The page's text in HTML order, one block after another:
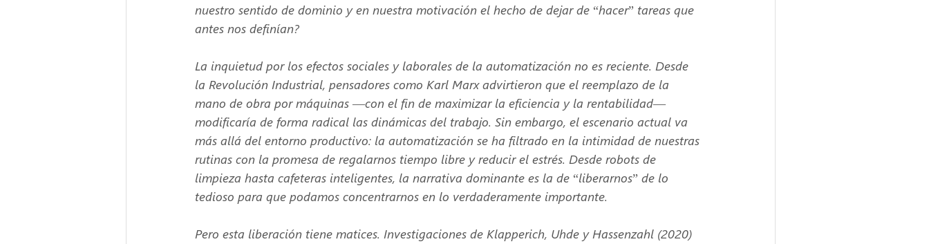
nuestro sentido de dominio y en nuestra motivación el hecho de dejar de “hacer” tareas que
antes nos definían?
La inquietud por los efectos sociales y laborales de la automatización no es reciente. Desde
la Revolución Industrial, pensadores como Karl Marx advirtieron que el reemplazo de la
mano de obra por máquinas —con el fin de maximizar la eficiencia y la rentabilidad—
modificaría de forma radical las dinámicas del trabajo. Sin embargo, el escenario actual va
más allá del entorno productivo: la automatización se ha filtrado en la intimidad de nuestras
rutinas con la promesa de regalarnos tiempo libre y reducir el estrés. Desde robots de
limpieza hasta cafeteras inteligentes, la narrativa dominante es la de “liberarnos” de lo
tedioso para que podamos concentrarnos en lo verdaderamente importante.
Pero esta liberación tiene matices. Investigaciones de Klapperich, Uhde y Hassenzahl (2020)